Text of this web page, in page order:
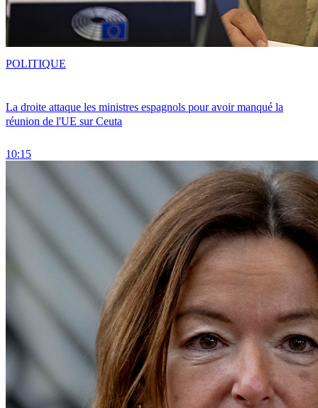
La droite attaque les ministres espagnols pour avoir manqué la
réunion de l'UE sur Ceuta
10:15
POLITIQUE